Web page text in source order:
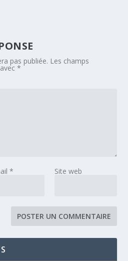
pas publiée. Les champs
*
* Site web